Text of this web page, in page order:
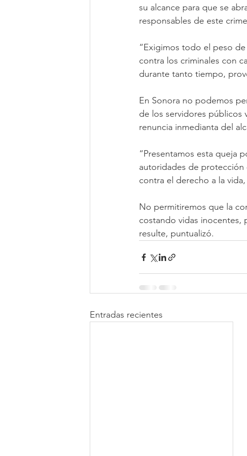
su alcance para que se
responsables de este
“Exigimos todo el peso
contra los criminales con
durante tanto tiempo,
En Sonora no podemos
de los servidores públicos
renuncia inmedianta del
“Presentamos esta queja
autoridades de protección
contra el derecho a la
No permitiremos que la
costando vidas inocentes,
resulte, puntualizó.
Entradas recientes